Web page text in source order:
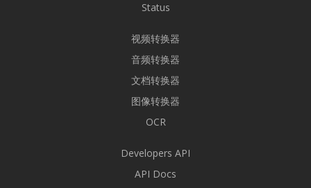
Status
视频转换器
音频转换器
文档转换器
图像转换器
OCR
Developers API
API Docs